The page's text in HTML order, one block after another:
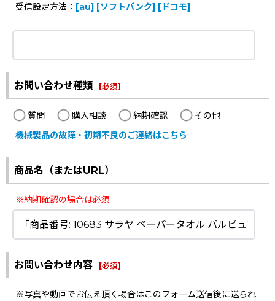
受信設定方法： [au] [ソフトバンク] [ドコモ]
お問い合わせ種類 [必須]
質問 購入相談 納期確認
その他
機械製品の故障・初期不良のご連絡はこちら
商品名（またはURL）
※納期確認の場合は必須
お問い合わせ内容 [必須]
※写真や動画でお伝え頂く場合はこのフォーム送信後に送られ